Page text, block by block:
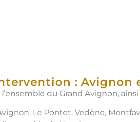
: Avignon
du Grand Avignon,
Le Pontet, Vedène,